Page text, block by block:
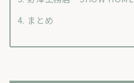
まとめ